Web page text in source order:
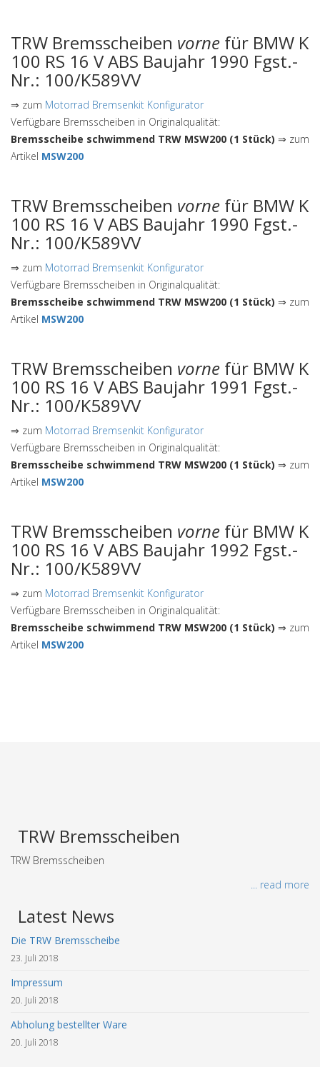
TRW Bremsscheiben vorne für BMW K
100 RS 16 V ABS Baujahr 1990 Fgst.-
Nr.: 100/K589VV
⇒ zum Motorrad Bremsenkit Konfigurator
Verfügbare Bremsscheiben in Originalqualität:
Bremsscheibe schwimmend TRW MSW200 (1 Stück) ⇒ zum
Artikel MSW200
TRW Bremsscheiben vorne für BMW K
100 RS 16 V ABS Baujahr 1990 Fgst.-
Nr.: 100/K589VV
⇒ zum Motorrad Bremsenkit Konfigurator
Verfügbare Bremsscheiben in Originalqualität:
Bremsscheibe schwimmend TRW MSW200 (1 Stück) ⇒ zum
Artikel MSW200
TRW Bremsscheiben vorne für BMW K
100 RS 16 V ABS Baujahr 1991 Fgst.-
Nr.: 100/K589VV
⇒ zum Motorrad Bremsenkit Konfigurator
Verfügbare Bremsscheiben in Originalqualität:
Bremsscheibe schwimmend TRW MSW200 (1 Stück) ⇒ zum
Artikel MSW200
TRW Bremsscheiben vorne für BMW K
100 RS 16 V ABS Baujahr 1992 Fgst.-
Nr.: 100/K589VV
⇒ zum Motorrad Bremsenkit Konfigurator
Verfügbare Bremsscheiben in Originalqualität:
Bremsscheibe schwimmend TRW MSW200 (1 Stück) ⇒ zum
Artikel MSW200
TRW Bremsscheiben
TRW Bremsscheiben
... read more
Latest News
Die TRW Bremsscheibe
23. Juli 2018
Impressum
20. Juli 2018
Abholung bestellter Ware
20. Juli 2018